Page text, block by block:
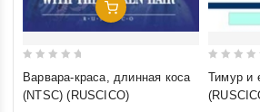
Добавить В Корзину
out
Варвара-краса, длинная коса
(NTSC) (RUSCICO)
Тимур и